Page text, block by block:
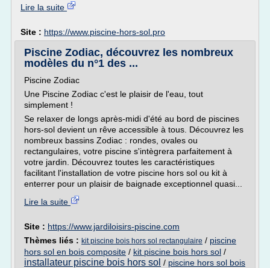
Lire la suite
Site : https://www.piscine-hors-sol.pro
Piscine Zodiac, découvrez les nombreux
modèles du n°1 des ...
Piscine Zodiac
Une Piscine Zodiac c'est le plaisir de l'eau, tout
simplement !
Se relaxer de longs après-midi d'été au bord de piscines
hors-sol devient un rêve accessible à tous. Découvrez les
nombreux bassins Zodiac : rondes, ovales ou
rectangulaires, votre piscine s'intègrera parfaitement à
votre jardin. Découvrez toutes les caractéristiques
facilitant l'installation de votre piscine hors sol ou kit à
enterrer pour un plaisir de baignade exceptionnel quasi...
Lire la suite
Site : https://www.jardiloisirs-piscine.com
Thèmes liés : kit piscine bois hors sol rectangulaire / piscine
hors sol en bois composite / kit piscine bois hors sol /
installateur piscine bois hors sol / piscine hors sol bois